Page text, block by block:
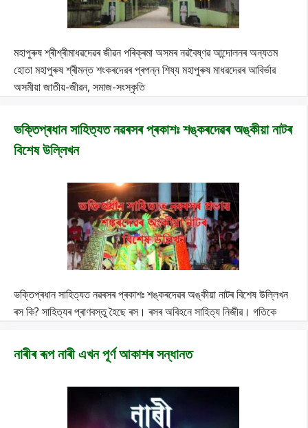
মহাপুৰুষ শ্ৰীশ্ৰীমাধৱদেৱৰ জীৱন পৰিক্ৰমা অসমৰ নৱবৈষ্ণৱ আন্দোলনৰ অন্যতম
হোতা মহাপুৰুষ শ্ৰীমন্ত শংকৰদেৱৰ প্ৰপন্ন শিষ্য মহাপুৰুষ মাধৱদেৱৰ আবিৰ্ভাৱ
অসমীয়া জাতীয়-জীৱন, সমাজ-সংস্কৃতি
ভক্তিপ্ৰধান সাহিত্যত নৱৰসৰ প্ৰকাশঃ শঙ্কৰদেৱৰ অঙ্কীয়া নাটৰ
বিশেষ উল্লিখন
ভক্তিপ্ৰধান সাহিত্যত নৱৰসৰ প্ৰকাশঃ শঙ্কৰদেৱৰ অঙ্কীয়া নাটৰ বিশেষ উল্লিখন
ৰস কি? সাহিত্যৰ প্ৰাণবস্তু হৈছে ৰস। ৰসৰ অবিহনে সাহিত্য নিজীৱ। গতিকে
নাৰীৰ ৰূপ নাৰী এখন পূৰ্ণ আকাশৰ সন্ধানত